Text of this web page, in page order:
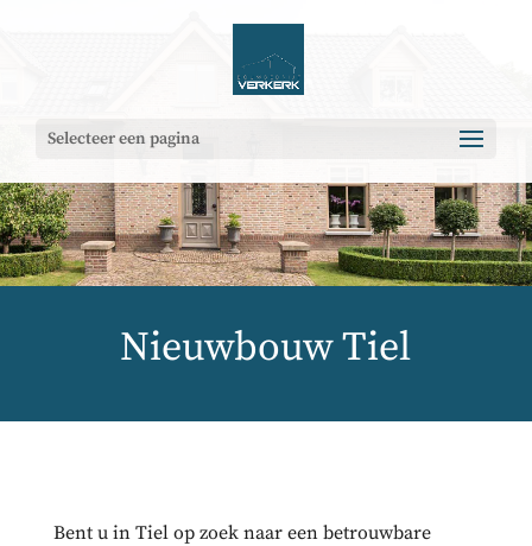
Selecteer een pagina
Nieuwbouw Tiel
Bent u in Tiel op zoek naar een betrouwbare